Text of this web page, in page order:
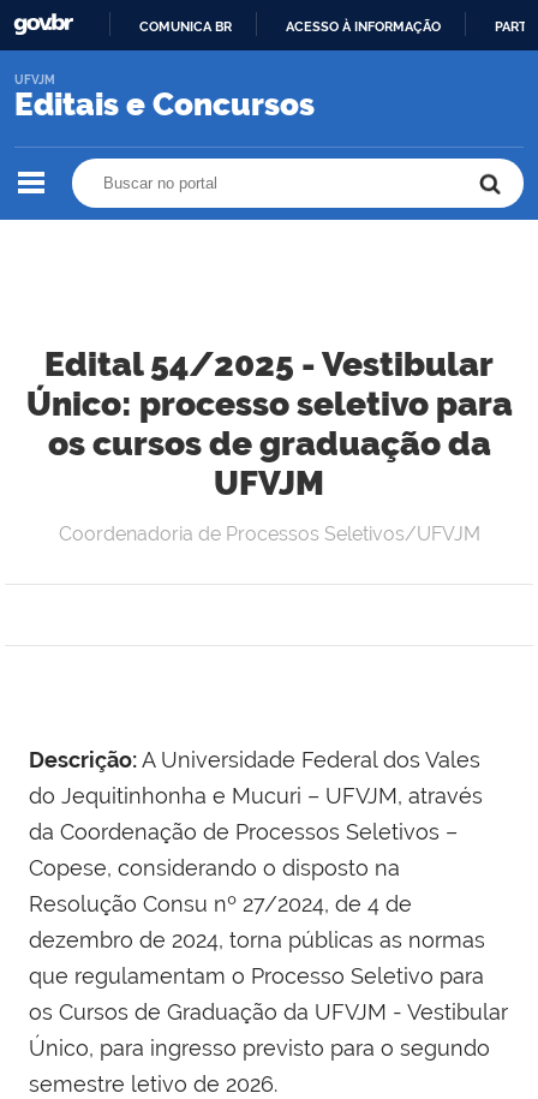
O
COMUNICA BR ACESSO À INFORMAÇÃO
Editais e Concursos
UFVJM
Edital 54/2025 - Vestibular
Único: processo seletivo para
os cursos de graduação da
UFVJM
Coordenadoria de Processos Seletivos/UFVJM
Descrição:A Universidade Federal dos Vales
do Jequitinhonha e Mucuri – UFVJM, através
da Coordenação de Processos Seletivos –
Copese, considerando o disposto na
Resolução Consu nº 27/2024, de 4 de
dezembro de 2024, torna públicas as normas
que regulamentam o Processo Seletivo para
os Cursos de Graduação da UFVJM - Vestibular
Único, para ingresso previsto para o segundo
semestre letivo de 2026.